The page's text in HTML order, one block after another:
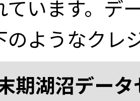
ています。デ
のようなクレ
期湖沼デー